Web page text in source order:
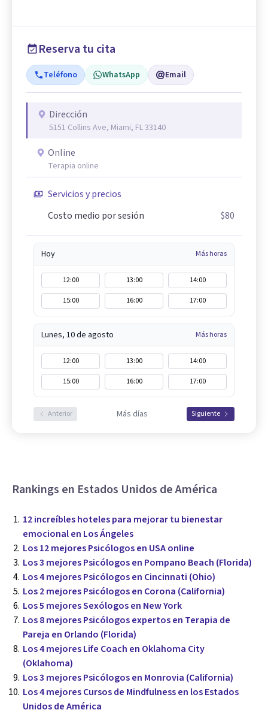
Reserva tu cita
Teléfono WhatsApp Email
Dirección
5151 Collins Ave, Miami, FL 33140
Online
Terapia online
Servicios y precios
Costo medio por sesión
$80
Hoy Más horas
12:00 13:00
14:00
15:00
16:00 17:00
Lunes, 10 de agosto Más horas
12:00 13:00
14:00
15:00
16:00 17:00
Anterior Más días Siguiente
Rankings en Estados Unidos de América
12 increíbles hoteles para mejorar tu bienestar
emocional en Los Ángeles
Los 12 mejores Psicólogos en USA online
Los 3 mejores Psicólogos en Pompano Beach (Florida)
Los 4 mejores Psicólogos en Cincinnati (Ohio)
Los 2 mejores Psicólogos en Corona (California)
Los 5 mejores Sexólogos en New York
Los 8 mejores Psicólogos expertos en Terapia de
Pareja en Orlando (Florida)
Los 4 mejores Life Coach en Oklahoma City
(Oklahoma)
Los 3 mejores Psicólogos en Monrovia (California)
Los 4 mejores Cursos de Mindfulness en los Estados
Unidos de América